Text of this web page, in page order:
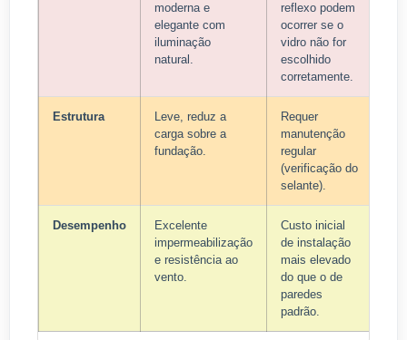
moderna e
elegante com
iluminação
natural.
reflexo podem
ocorrer se o
vidro não for
escolhido
corretamente.
Estrutura
Leve, reduz a
carga sobre a
fundação.
Requer
manutenção
regular
(verificação do
selante).
Desempenho
Excelente
impermeabilização
e resistência ao
vento.
Custo inicial
de instalação
mais elevado
do que o de
paredes
padrão.